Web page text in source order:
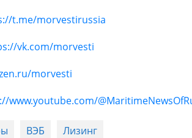
t.me/morvestirussia
vk.com/morvesti
morvesti
www.youtube.com/
ВЭБ Лизинг